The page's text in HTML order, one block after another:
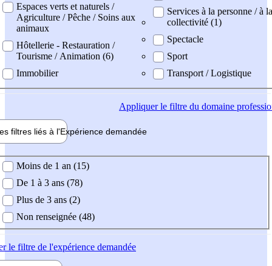
Espaces verts et naturels /
Agriculture / Pêche / Soins aux
animaux
Hôtellerie - Restauration /
Tourisme / Animation (6)
Immobilier
Services à la personne / à la
collectivité (1)
Spectacle
Sport
Transport / Logistique
Appliquerle filtre du domaine
filtres liés à l'Expérience demandée
demandée
Moins de 1 an (15)
De 1 à 3 ans (78)
Plus de 3 ans (2)
Non renseignée (48)
le filtre de l'expérience demandée